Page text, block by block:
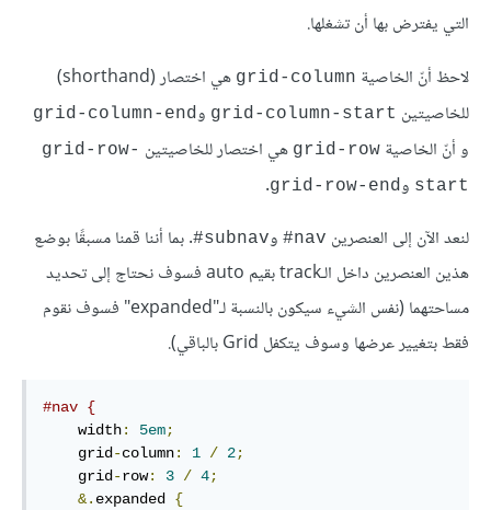
التي يفترض بها أن تشغلها.
لاحظ أنّ الخاصية grid-column
هي اختصار (shorthand)
للخاصيتين grid-column-start وgrid-column-end
و أنّ الخاصية grid-row هي اختصار للخاصيتين grid-row-
start وgrid-row-end
.
لنعد الآن إلى العنصرين nav
# وsubnav
#. بما أننا قمنا مسبقًا بوضع
هذين العنصرين داخل الـtrack بقيم auto فسوف نحتاج إلى تحديد
مساحتهما (نفس الشيء سيكون بالنسبة لـ"expanded" فسوف نقوم
فقط بتغيير عرضها وسوف يتكفل Grid بالباقي).
#nav {
    width
: 5em;
    grid
-column: 1 / 2;
    grid
-row: 3 / 4;
&. expanded {